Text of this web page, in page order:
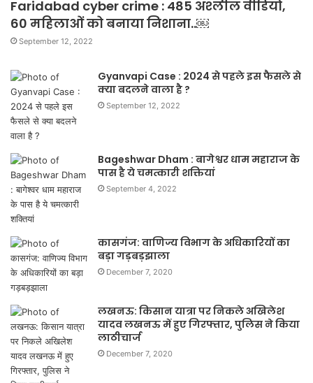
Faridabad cyber crime : 485 अश्लील वीडियो,
60 महिलाओं को बनाया निशाना..￼
September 12, 2022
Gyanvapi Case : 2024 से पहले इस फैसले से
क्या बदलने वाला है ?
September 12, 2022
Bageshwar Dham : बागेश्वर धाम महाराज के
पास है ये चमत्कारी शक्तियां
September 4, 2022
कासगंज: वाणिज्य विभाग के अधिकारियों का
बड़ा गड़बड़झाला
December 7, 2020
लखनऊ: किसान यात्रा पर निकले अखिलेश
यादव लखनऊ में हुए गिरफ्तार, पुलिस ने किया
लाठीचार्ज
December 7, 2020